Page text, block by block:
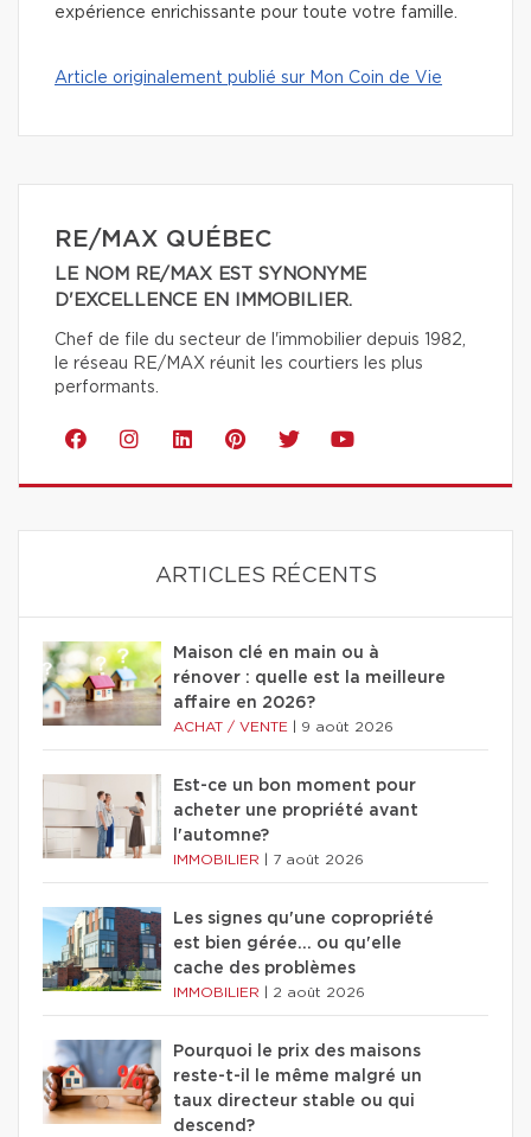
expérience enrichissante pour toute votre famille.
Article originalement publié sur Mon Coin de Vie
RE/MAX QUÉBEC
LE NOM RE/MAX EST SYNONYME
D'EXCELLENCE EN IMMOBILIER.
Chef de file du secteur de l'immobilier depuis 1982,
le réseau RE/MAX réunit les courtiers les plus
performants.
ARTICLES RÉCENTS
Maison clé en main ou à
rénover : quelle est la meilleure
affaire en 2026?
ACHAT / VENTE 9 août 2026
Est-ce un bon moment pour
acheter une propriété avant
l'automne?
IMMOBILIER 7 août 2026
Les signes qu'une copropriété
est bien gérée… ou qu'elle
cache des problèmes
IMMOBILIER 2 août 2026
Pourquoi le prix des maisons
reste-t-il le même malgré un
taux directeur stable ou qui
descend?